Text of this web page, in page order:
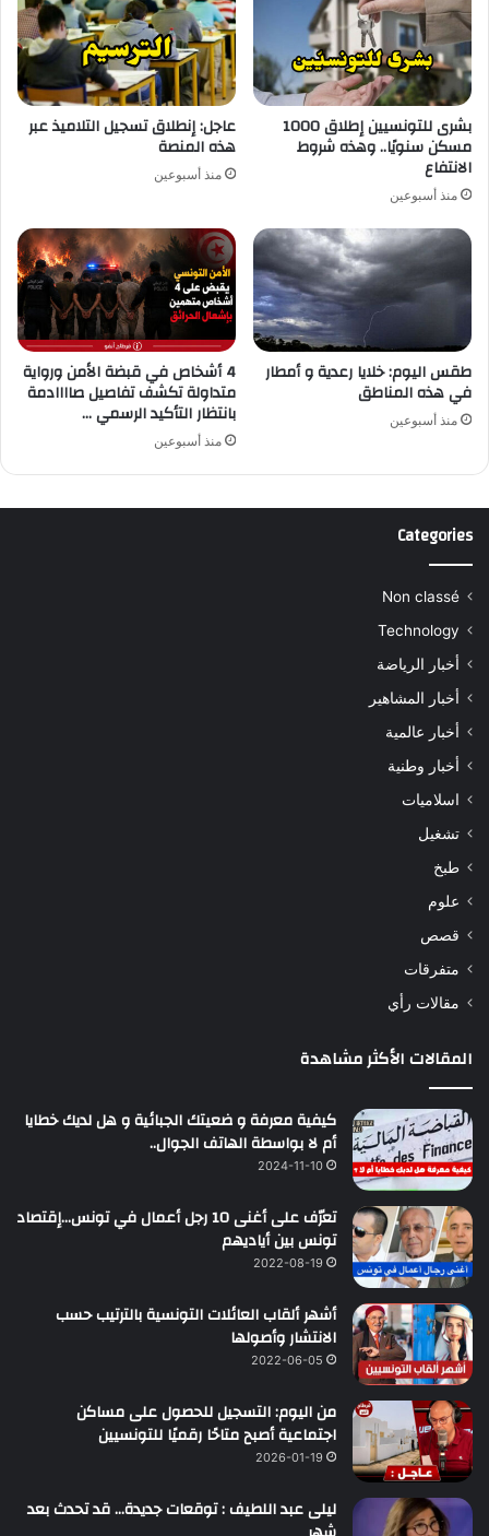
بشرى للتونسيين إطلاق 1000
مسكن سنويًا.. وهذه شروط
الانتفاع
منذ أسبوعين
عاجل: إنطلاق تسجيل التلاميذ عبر
هذه المنصة
منذ أسبوعين
طقس اليوم: خلايا رعدية و أمطار
في هذه المناطق
منذ أسبوعين
4 أشخاص في قبضة الأمن ورواية
متداولة تكشف تفاصيل صاااادمة
بانتظار التأكيد الرسمي …
منذ أسبوعين
Categories
Non classé
Technology
أخبار الرياضة
أخبار المشاهير
أخبار عالمية
أخبار وطنية
اسلاميات
تشغيل
طبخ
علوم
قصص
متفرقات
مقالات رأي
المقالات الأكثر مشاهدة
كيفية معرفة و ضعيتك الجبائية و هل لديك خطايا
أم لا بواسطة الهاتف الجوال..
2024-11-10
تعرّف على أغنى 10 رجل أعمال في تونس…إقتصاد
تونس بين أياديهم
2022-08-19
أشهر ألقاب العائلات التونسية بالترتيب حسب
الانتشار وأصولها
2022-06-05
من اليوم: التسجيل للحصول على مساكن
اجتماعية أصبح متاحًا رقميًا للتونسيين
2026-01-19
ليلى عبد اللطيف : توقعات جديدة… قد تحدث بعد